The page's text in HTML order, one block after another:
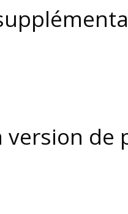
version de